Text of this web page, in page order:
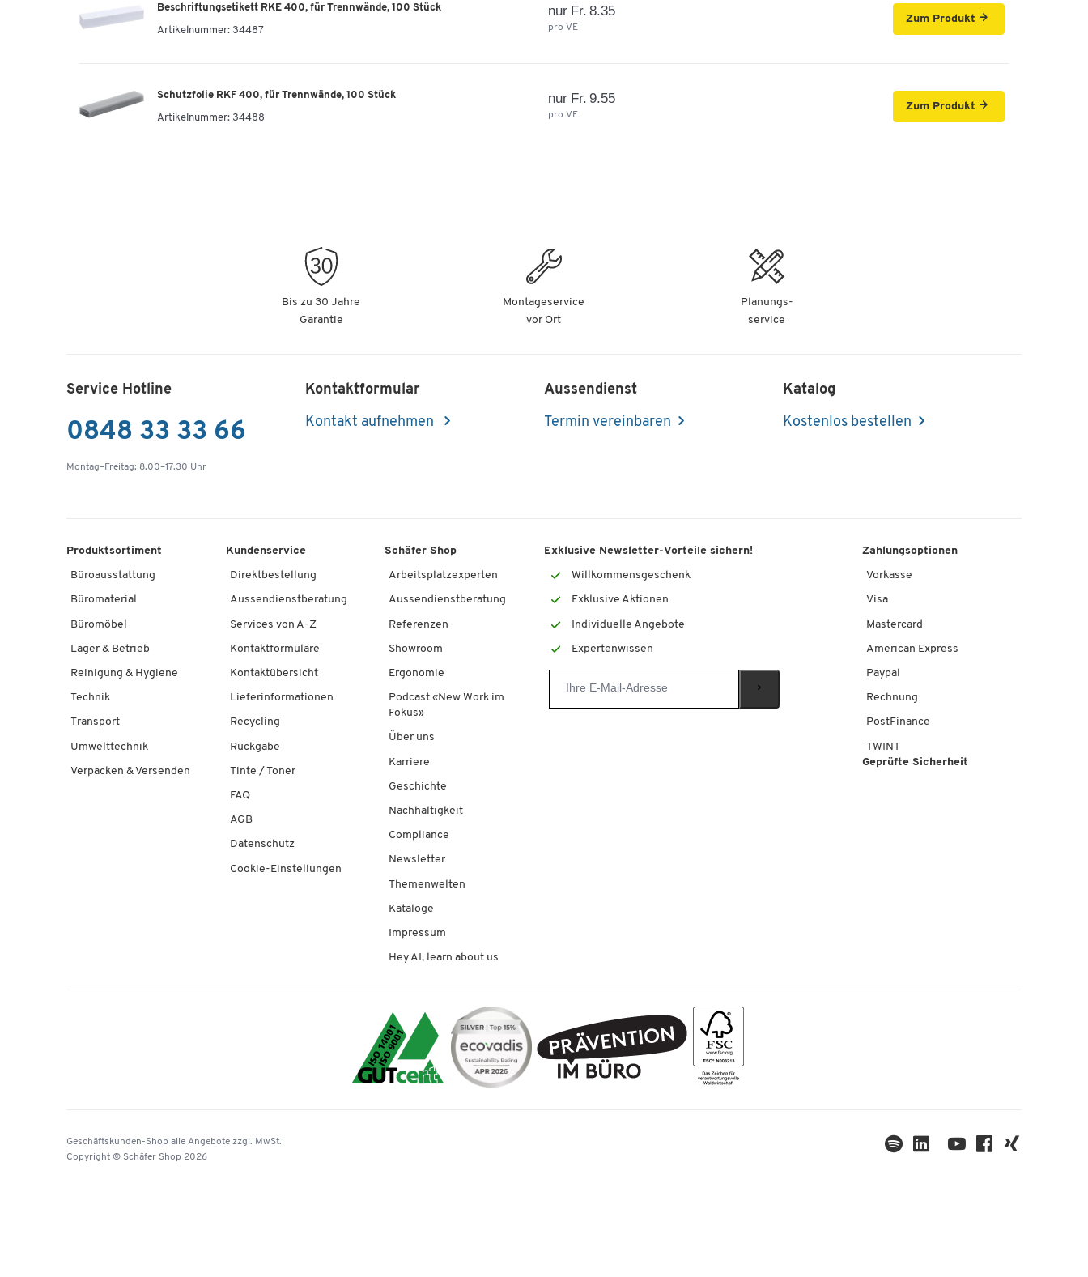
Beschriftungsetikett RKE 400, für Trennwände, 100 Stück
Artikelnummer: 34487
nur Fr. 8.35
pro VE
Zum Produkt
Schutzfolie RKF 400, für Trennwände, 100 Stück
Artikelnummer: 34488
nur Fr. 9.55
pro VE
Zum Produkt
Bis zu 30 Jahre
Garantie
Montageservice
vor Ort
Planungs-
service
Service Hotline
0848 33 33 66
Montag–Freitag: 8.00–17.30 Uhr
Kontaktformular
Kontakt aufnehmen
Aussendienst
Termin vereinbaren
Katalog
Kostenlos bestellen
Produktsortiment
Büroausstattung
Büromaterial
Büromöbel
Lager & Betrieb
Reinigung & Hygiene
Technik
Transport
Umwelttechnik
Verpacken & Versenden
Kundenservice
Direktbestellung
Aussendienstberatung
Services von A-Z
Kontaktformulare
Kontaktübersicht
Lieferinformationen
Recycling
Rückgabe
Tinte / Toner
FAQ
AGB
Datenschutz
Cookie-Einstellungen
Schäfer Shop
Arbeitsplatzexperten
Aussendienstberatung
Referenzen
Showroom
Ergonomie
Podcast «New Work im
Fokus»
Über uns
Karriere
Geschichte
Nachhaltigkeit
Compliance
Newsletter
Themenwelten
Kataloge
Impressum
Hey AI, learn about us
Exklusive Newsletter-Vorteile sichern!
Willkommensgeschenk
Exklusive Aktionen
Individuelle Angebote
Expertenwissen
Zahlungsoptionen
Vorkasse
Visa
Mastercard
American Express
Paypal
Rechnung
PostFinance
TWINT
Geprüfte Sicherheit
Geschäftskunden-Shop alle Angebote zzgl. MwSt.
Copyright © Schäfer Shop 2026